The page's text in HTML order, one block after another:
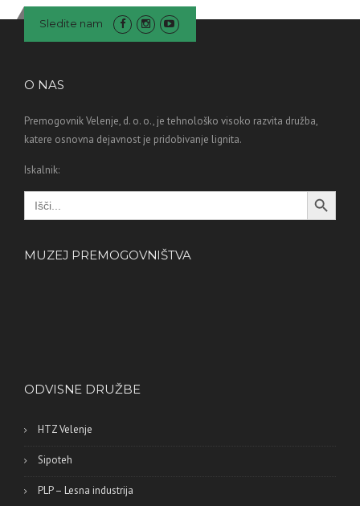
Sledite nam
O NAS
Premogovnik Velenje, d. o. o., je tehnološko visoko razvita družba,
katere osnovna dejavnost je pridobivanje lignita.
Iskalnik:
Search
for:
Search Button
MUZEJ PREMOGOVNIŠTVA
ODVISNE DRUŽBE
HTZ Velenje
Sipoteh
PLP – Lesna industrija